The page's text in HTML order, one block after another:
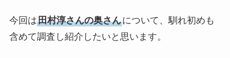
今回は田村淳さんの奥さんについて、馴れ初めも
含めて調査し紹介したいと思います。